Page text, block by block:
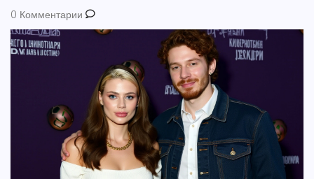
0 Комментарии